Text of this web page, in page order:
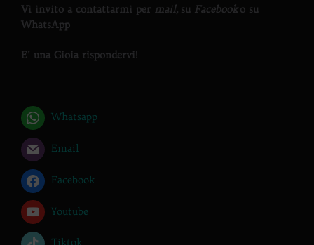
Vi invito a contattarmi per mail, su Facebooko su
WhatsApp
E’ una Gioia rispondervi!
Whatsapp
Email
Facebook
Youtube